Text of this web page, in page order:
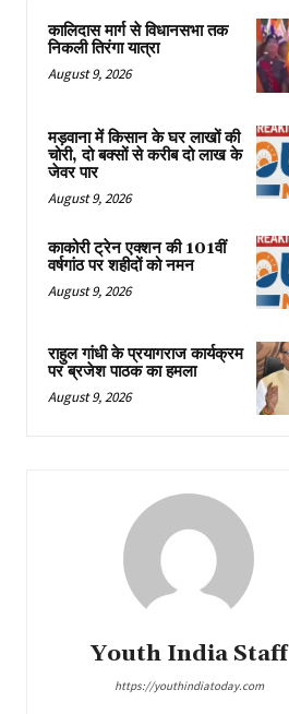
कालिदास मार्ग से विधानसभा तक
निकली तिरंगा यात्रा
August 9, 2026
मड़वाना में किसान के घर लाखों की
चोरी, दो बक्सों से करीब दो लाख के
जेवर पार
August 9, 2026
काकोरी ट्रेन एक्शन की 101वीं
वर्षगांठ पर शहीदों को नमन
August 9, 2026
राहुल गांधी के प्रयागराज कार्यक्रम
पर ब्रजेश पाठक का हमला
August 9, 2026
Youth India Staff
https://youthindiatoday.com